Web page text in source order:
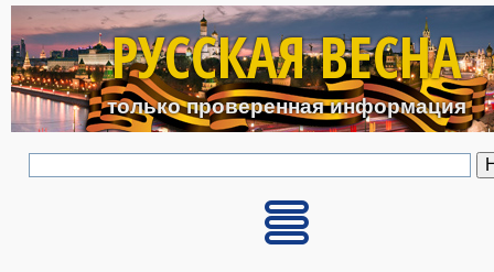
Перейти к основному
РУССКАЯ ВЕСНА
только проверенная информация